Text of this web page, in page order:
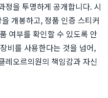
정을 투명하게 공개합니다. 시
개봉하고, 정품 인증 스티커
여부를 확인할 수 있도록 안
비를 사용한다는 것을 넘어,
레오르의원의 책임감과 자신